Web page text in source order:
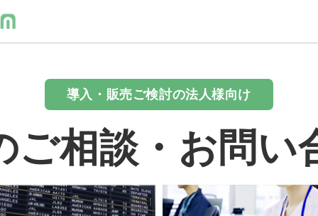
導入・販売ご検討の法人様向け
ご相談・お問い